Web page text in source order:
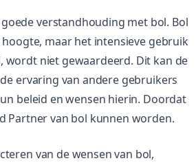
verstandhouding met bol. Bol
maar het intensieve gebruik
wordt niet gewaardeerd. Dit kan de
ervaring van andere gebruikers
beleid en wensen hierin. Doordat
Partner van bol kunnen worden.
van de wensen van bol,